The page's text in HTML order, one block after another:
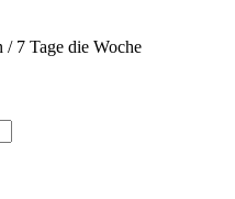
/ 7 Tage die Woche